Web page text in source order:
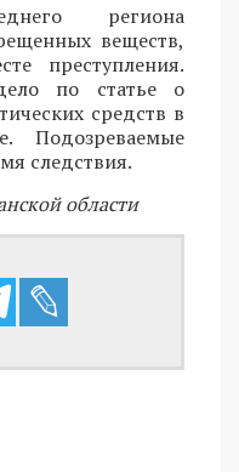
региона
веществ,
преступления.
по статье о
средств в
Подозреваемые
следствия.
области